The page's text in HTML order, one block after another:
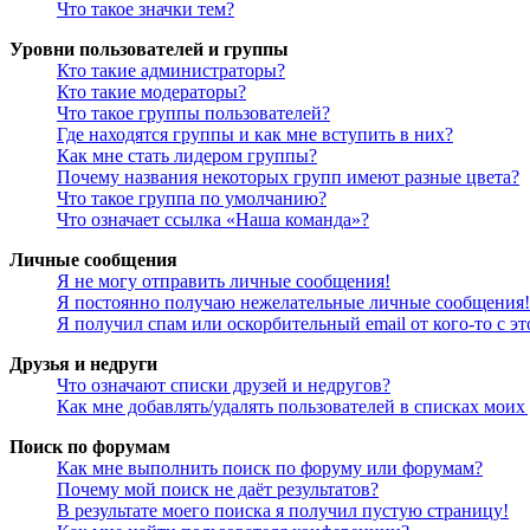
Что такое значки тем?
Уровни пользователей и группы
Кто такие администраторы?
Кто такие модераторы?
Что такое группы пользователей?
Где находятся группы и как мне вступить в них?
Как мне стать лидером группы?
Почему названия некоторых групп имеют разные цвета?
Что такое группа по умолчанию?
Что означает ссылка «Наша команда»?
Личные сообщения
Я не могу отправить личные сообщения!
Я постоянно получаю нежелательные личные сообщения!
Я получил спам или оскорбительный email от кого-то с
Друзья и недруги
Что означают списки друзей и недругов?
Как мне добавлять/удалять пользователей в списках
Поиск по форумам
Как мне выполнить поиск по форуму или форумам?
Почему мой поиск не даёт результатов?
В результате моего поиска я получил пустую страницу!